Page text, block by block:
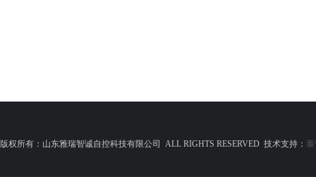
版权所有：山东雅瑞智诚自控科技有限公司 ALL RIGHTS RESERVED 技术支持：